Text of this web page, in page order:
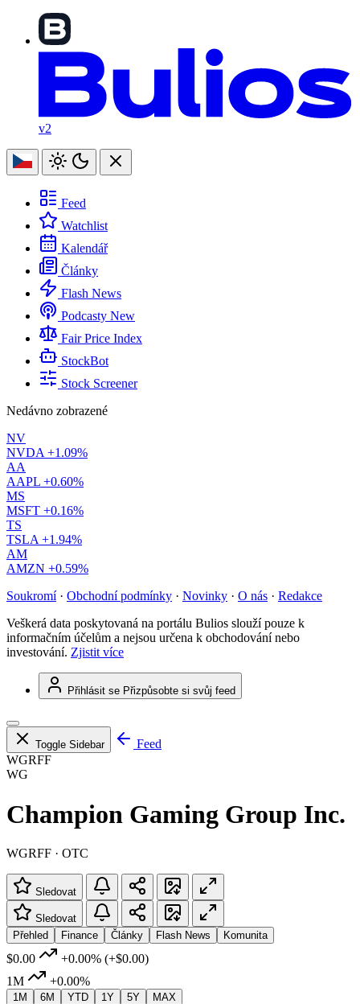
v2
Feed
Watchlist
Kalendář
Články
Flash News
Podcasty New
Fair Price Index
StockBot
Stock Screener
Nedávno zobrazené
NV
NVDA +1.09%
AA
AAPL +0.60%
MS
MSFT +0.16%
TS
TSLA +1.94%
AM
AMZN +0.59%
Soukromí · Obchodní podmínky · Novinky · O nás · Redakce
Veškerá data poskytovaná na portálu Bulios slouží pouze k
informačním účelům a nejsou určena k obchodování nebo
investování. Zjistit více
Přihlásit se Přizpůsobte si svůj feed
Toggle Sidebar
Feed
WGRFF
WG
Champion Gaming Group Inc.
WGRFF · OTC
Sledovat
Sledovat
Přehled
Finance Články Flash News Komunita
$0.00 +0.00% (+$0.00)
1M
+0.00%
1M 6M YTD 1Y 5Y MAX